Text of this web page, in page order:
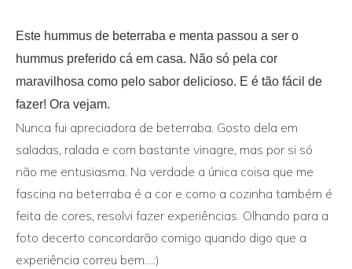
Este hummus de beterraba e menta passou a ser o
hummus preferido cá em casa. Não só pela cor
maravilhosa como pelo sabor delicioso. E é tão fácil de
fazer! Ora vejam.
Nunca fui apreciadora de beterraba. Gosto dela em
saladas, ralada e com bastante vinagre, mas por si só
não me entusiasma. Na verdade a única coisa que me
fascina na beterraba é a cor e como a cozinha também é
feita de cores, resolvi fazer experiências. Olhando para a
foto decerto concordarão comigo quando digo que a
experiência correu bem…:)